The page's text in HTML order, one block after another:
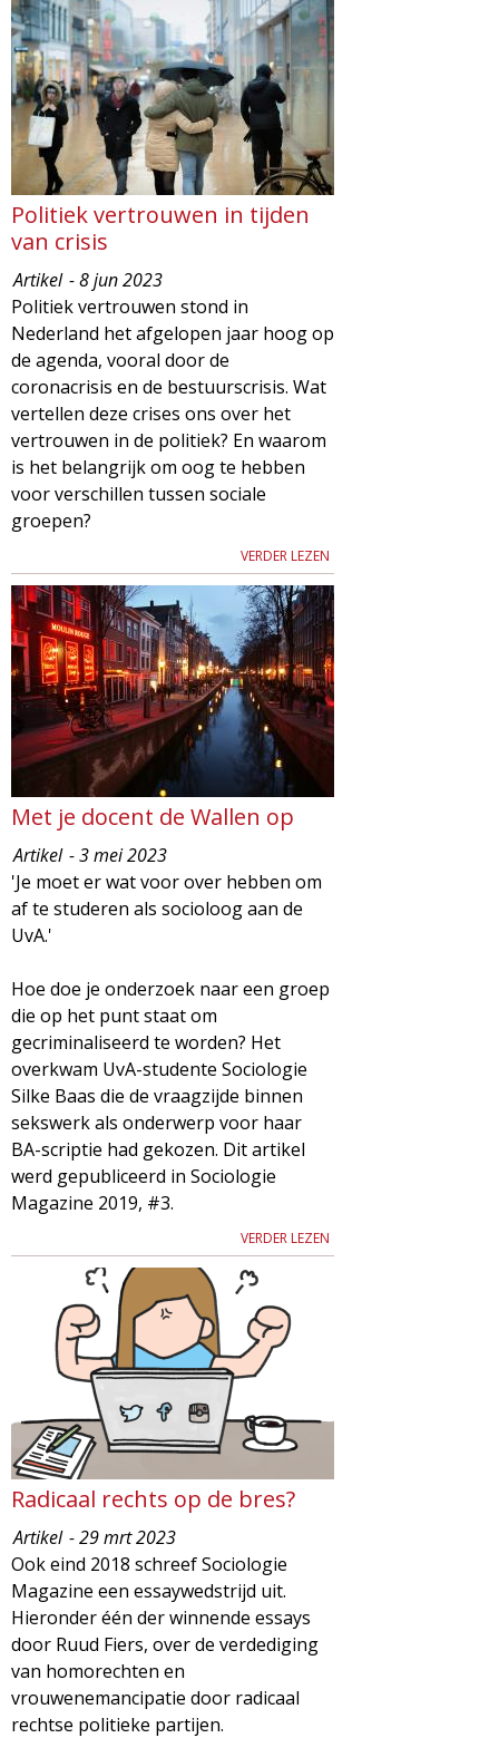
i
o
l
o
g
i
e
M
a
g
a
z
i
n
e
d
m
e
n
u
Politiek vertrouwen in tijden
van crisis
Artikel - 8 jun 2023
Politiek vertrouwen stond in
Nederland het afgelopen jaar hoog op
de agenda, vooral door de
coronacrisis en de bestuurscrisis. Wat
vertellen deze crises ons over het
vertrouwen in de politiek? En waarom
is het belangrijk om oog te hebben
voor verschillen tussen sociale
groepen?
VERDER LEZEN
Met je docent de Wallen op
Artikel - 3 mei 2023
'Je moet er wat voor over hebben om
af te studeren als socioloog aan de
UvA.'
Hoe doe je onderzoek naar een groep
die op het punt staat om
gecriminaliseerd te worden? Het
overkwam UvA-studente Sociologie
Silke Baas die de vraagzijde binnen
sekswerk als onderwerp voor haar
BA-scriptie had gekozen. Dit artikel
werd gepubliceerd in Sociologie
Magazine 2019, #3.
VERDER LEZEN
Radicaal rechts op de bres?
Artikel - 29 mrt 2023
Ook eind 2018 schreef Sociologie
Magazine een essaywedstrijd uit.
Hieronder één der winnende essays
door Ruud Fiers, over de verdediging
van homorechten en
vrouwenemancipatie door radicaal
rechtse politieke partijen.